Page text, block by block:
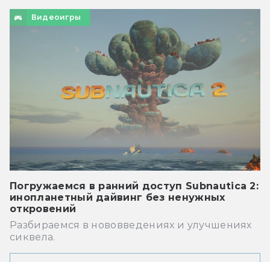
Видеоигры
Погружаемся в ранний доступ Subnautica 2:
инопланетный дайвинг без ненужных
откровений
Разбираемся в нововведениях и улучшениях
сиквела.